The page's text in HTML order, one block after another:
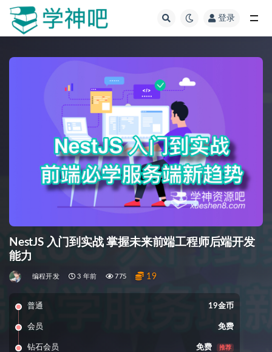
登录
NestJS 入门到实战 掌握未来前端工程师后端开发
能力
编程开发 3 年前 775 19
普通 19金币
会员 免费
钻石会员 免费 推荐